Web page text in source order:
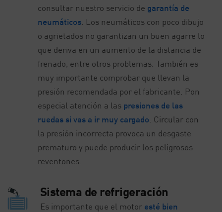
consultar nuestro servicio de garantía de
neumáticos . Los neumáticos con poco dibujo
o agrietados no garantizan un buen agarre lo
que deriva en un aumento de la distancia de
frenado, entre otros problemas. También es
muy importante comprobar que llevan la
presión recomendada por el fabricante. Pon
especial atención a las presiones de las
ruedas si vas a ir muy cargado . Circular con
la presión incorrecta provoca un desgaste
prematuro y puede producir los peligrosos
reventones.
Sistema de refrigeración
Es importante que el motor esté bien